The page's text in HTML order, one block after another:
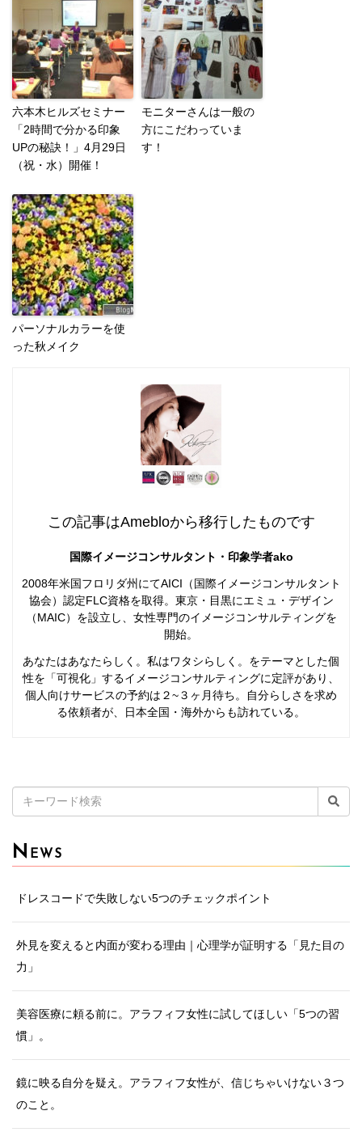
六本木ヒルズセミナー
「2時間で分かる印象
UPの秘訣！」4月29日
（祝・水）開催！
モニターさんは一般の
方にこだわっていま
す！
パーソナルカラーを使
った秋メイク
この記事はAmebloから移行したものです
国際イメージコンサルタント・印象学者ako
2008年米国フロリダ州にてAICI（国際イメージコンサルタント
協会）認定FLC資格を取得。東京・目黒にエミュ・デザイン
（MAIC）を設立し、女性専門のイメージコンサルティングを
開始。
あなたはあなたらしく。私はワタシらしく。をテーマとした個
性を「可視化」するイメージコンサルティングに定評があり、
個人向けサービスの予約は２~３ヶ月待ち。自分らしさを求め
る依頼者が、日本全国・海外からも訪れている。
索:
N EWS
ドレスコードで失敗しない5つのチェックポイント
外見を変えると内面が変わる理由｜心理学が証明する「見た目の
力」
美容医療に頼る前に。アラフィフ女性に試してほしい「5つの習
慣」。
鏡に映る自分を疑え。アラフィフ女性が、信じちゃいけない３つ
のこと。